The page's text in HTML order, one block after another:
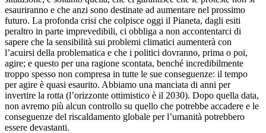
esauriranno e che anzi sono destinate ad aumentare nel prossimo
futuro. La profonda crisi che colpisce oggi il Pianeta, dagli esiti
peraltro in parte imprevedibili, ci obbliga a non accontentarci di
sapere che la sensibilità sui problemi climatici aumenterà con
l’acuirsi della problematica e che i politici dovranno, prima o poi,
agire; e questo per una ragione scontata, benché incredibilmente
troppo spesso non compresa in tutte le sue conseguenze: il tempo
per agire è quasi esaurito. Abbiamo una manciata di anni per
invertire la rotta (l’orizzonte ottimistico è il 2030). Dopo quella data,
non avremo più alcun controllo su quello che potrebbe accadere e le
conseguenze del riscaldamento globale per l’umanità potrebbero
essere devastanti.